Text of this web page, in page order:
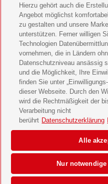
Brigitte Geschenkabo
GEOlino Geschenkabo
Stern Crime Geschenkabo
Welt der Wunder
GEO Geschenkabo
Einwilligungs-Einstellungen
Hierzu gehört auch die
Angebot möglichst
zu gestalten und unsere
unterstützen. Ferner willigen
Technologien
vornehmen, die in Ländern
Datenschutzniveau ansässig
und die Möglichkeit, Ihre
finden Sie unter
dieser Webseite. Durch den
wird die Rechtmäßigkeit der
Verarbeitung nicht
berührt Datenschutzerklärung
Nur
Alle